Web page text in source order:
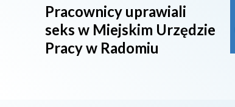
Pracownicy uprawiali
seks w Miejskim Urzędzie
Pracy w Radomiu